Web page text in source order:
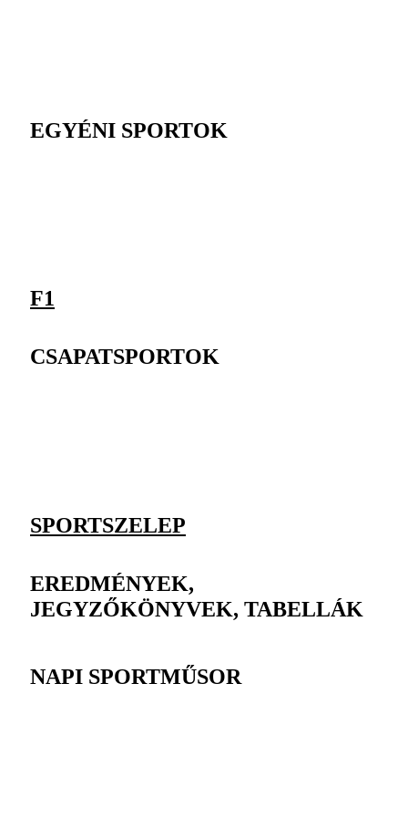
EGYÉNI SPORTOK
F1
CSAPATSPORTOK
SPORTSZELEP
EREDMÉNYEK,
JEGYZŐKÖNYVEK, TABELLÁK
NAPI SPORTMŰSOR